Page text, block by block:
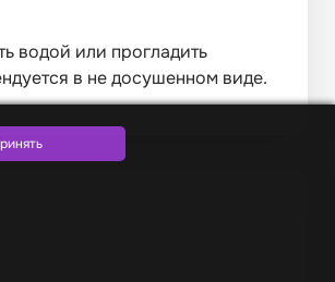
водой или прогладить
в не досушенном виде.